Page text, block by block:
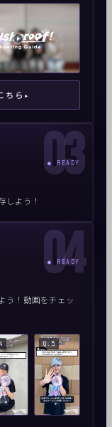
ちら ▸
03
● READY
しよう！
04
● READY
う！動画をチェッ
Q.5